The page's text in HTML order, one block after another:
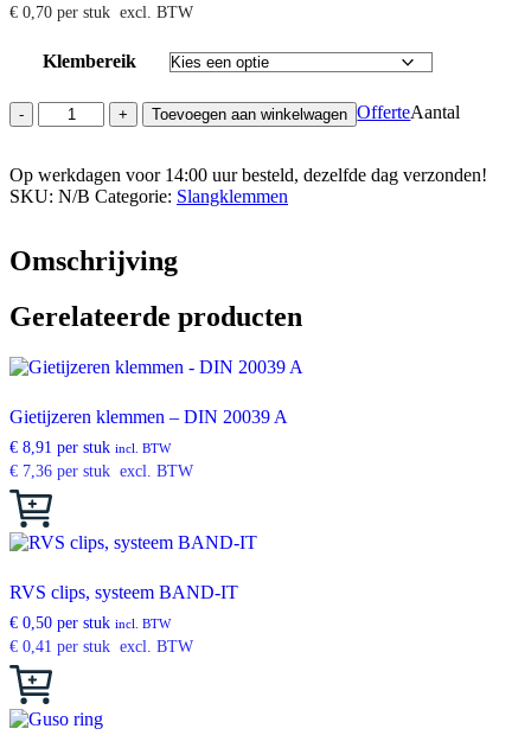
€ 0,70 per stuk excl. BTW
Klembereik
Aantal
-
Norma
Torro
mm
standaard
aantal
+ Toevoegen aan winkelwagen Offerte
Op werkdagen voor 14:00 uur besteld, dezelfde dag verzonden!
SKU: N/B Categorie: Slangklemmen
Omschrijving
Gerelateerde producten
Gietijzeren klemmen – DIN 20039 A
€ 8,91 per stuk incl. BTW
€ 7,36 per stuk excl. BTW
Dit
heeft
variaties.
Deze
optie
kan
gekozen
op
RVS clips, systeem BAND-IT
€ 0,50 per stuk incl. BTW
€ 0,41 per stuk excl. BTW
Dit
heeft